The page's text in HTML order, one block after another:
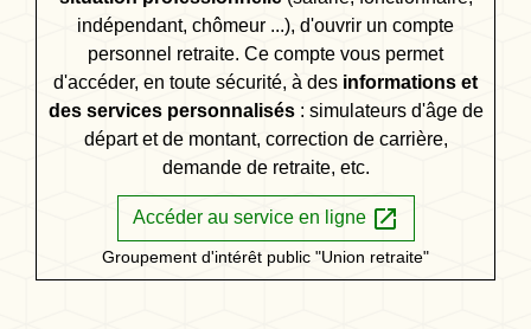
indépendant, chômeur ...), d'ouvrir un compte
personnel retraite. Ce compte vous permet
d'accéder, en toute sécurité, à des informations et
des services personnalisés: simulateurs d'âge de
départ et de montant, correction de carrière,
demande de retraite, etc.
Accéder au service en ligne open_in_new
Groupement d'intérêt public "Union retraite"